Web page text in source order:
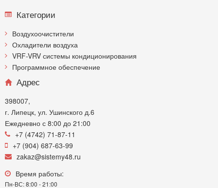
Категории
Воздухоочистители
Охладители воздуха
VRF-VRV системы кондиционирования
Программное обеспечение
Адрес
398007,
г. Липецк, ул. Ушинского д.6
Ежедневно с 8:00 до 21:00
+7 (4742) 71-87-11
+7 (904) 687-63-99
zakaz@sistemy48.ru
Время работы:
Пн-ВС: 8:00 - 21:00